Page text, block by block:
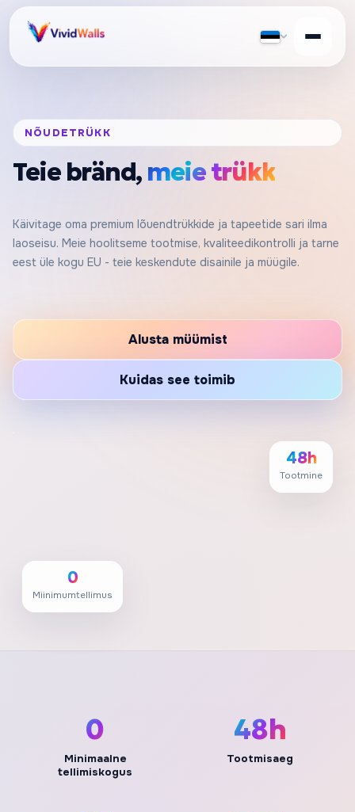
NÕUDETRÜKK
Teie bränd, meie trükk
Käivitage oma premium lõuendtrükkide ja tapeetide sari ilma
laoseisu. Meie hoolitseme tootmise, kvaliteedikontrolli ja tarne
eest üle kogu EU - teie keskendute disainile ja müügile.
Alusta müümist
Kuidas see toimib
0
Miinimumtellimus
48h
Tootmine
0
Minimaalne
tellimiskogus
48h
Tootmisaeg